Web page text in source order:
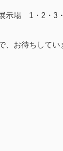
示場 1・2・3
、お待ちしてい